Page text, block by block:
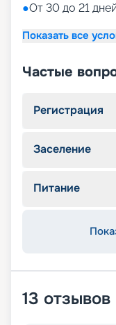
●От 30 до 21
Показать все
Частые
Регистрация
Заселение
Питание
13 отзывов